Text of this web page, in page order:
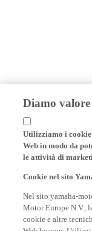
Diamo valore
Utilizziamo i
Web in modo da
le attività di
Motor Europe N.V.,
cookie e altre
Web beacon.